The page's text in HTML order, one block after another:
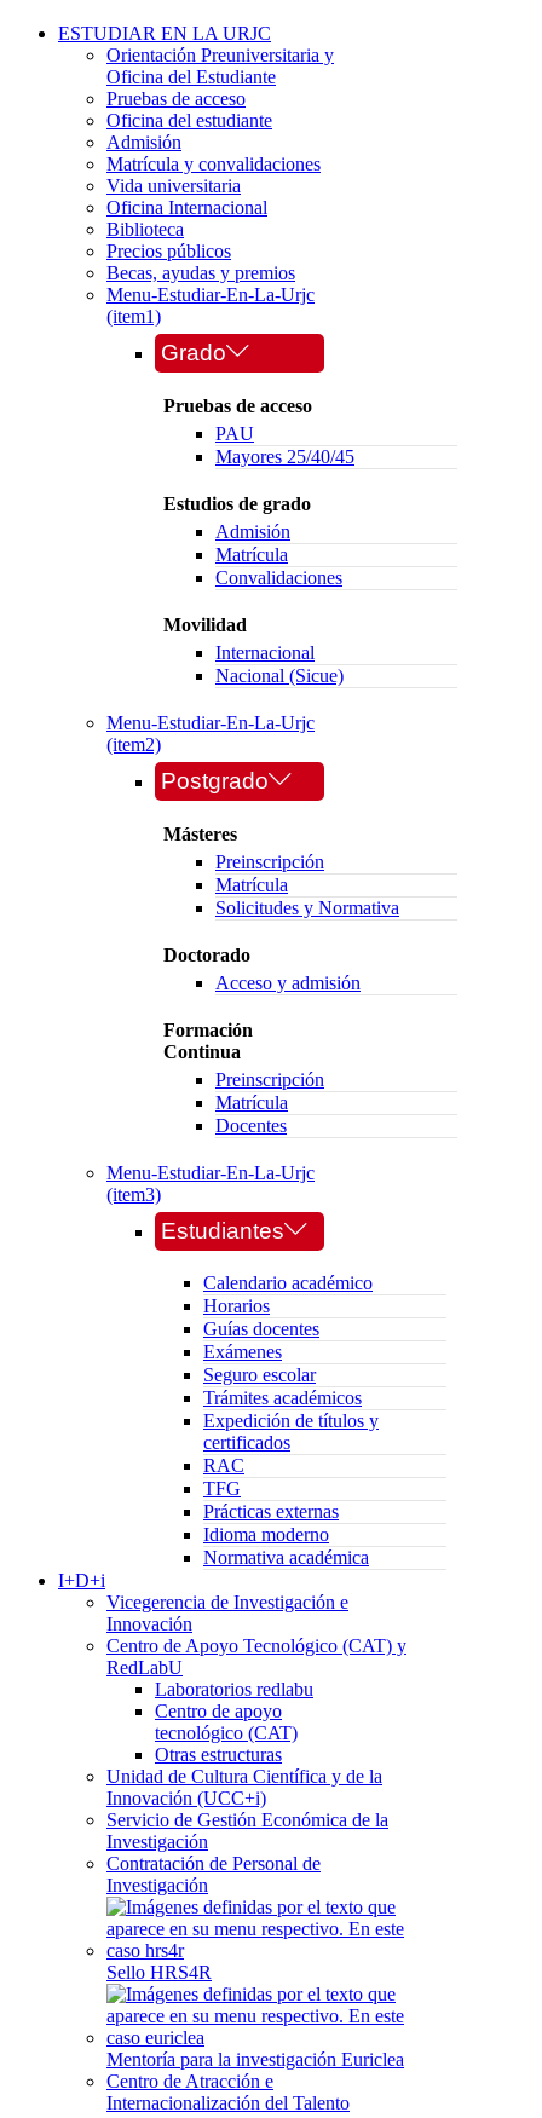
ESTUDIAR EN LA URJC
Orientación Preuniversitaria y
Oficina del Estudiante
Pruebas de acceso
Oficina del estudiante
Admisión
Matrícula y convalidaciones
Vida universitaria
Oficina Internacional
Biblioteca
Precios públicos
Becas, ayudas y premios
Menu-Estudiar-En-La-Urjc
(item1)
Grado
Pruebas de acceso
PAU
Mayores 25/40/45
Estudios de grado
Admisión
Matrícula
Convalidaciones
Movilidad
Internacional
Nacional (Sicue)
Menu-Estudiar-En-La-Urjc
(item2)
Postgrado
Másteres
Preinscripción
Matrícula
Solicitudes y Normativa
Doctorado
Acceso y admisión
Formación
Continua
Preinscripción
Matrícula
Docentes
Menu-Estudiar-En-La-Urjc
(item3)
Estudiantes
Calendario académico
Horarios
Guías docentes
Exámenes
Seguro escolar
Trámites académicos
Expedición de títulos y
certificados
RAC
TFG
Prácticas externas
Idioma moderno
Normativa académica
I+D+i
Vicegerencia de Investigación e
Innovación
Centro de Apoyo Tecnológico (CAT) y
RedLabU
Laboratorios redlabu
Centro de apoyo
tecnológico (CAT)
Otras estructuras
Unidad de Cultura Científica y de la
Innovación (UCC+i)
Servicio de Gestión Económica de la
Investigación
Contratación de Personal de
Investigación
Sello HRS4R
Mentoría para la investigación Euriclea
Centro de Atracción e
Internacionalización del Talento